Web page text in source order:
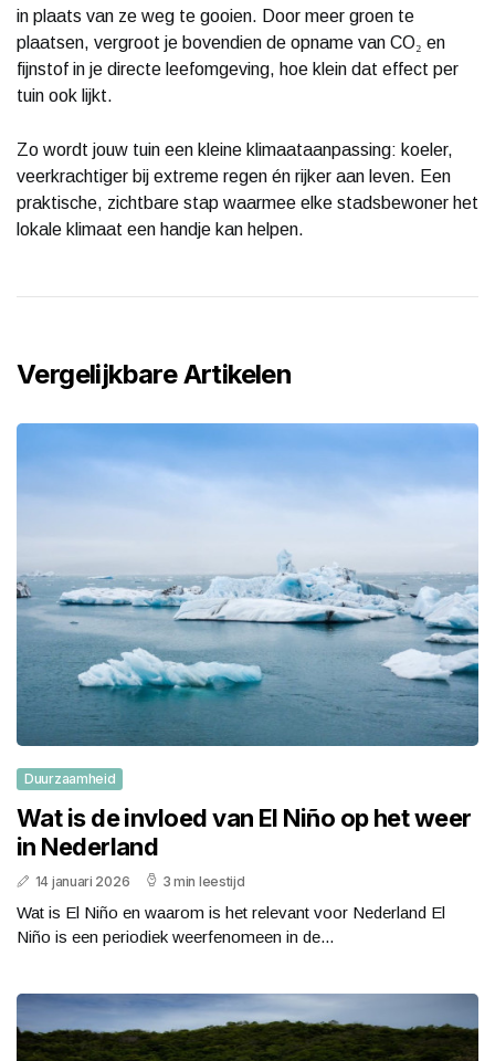
in plaats van ze weg te gooien. Door meer groen te
plaatsen, vergroot je bovendien de opname van CO₂ en
fijnstof in je directe leefomgeving, hoe klein dat effect per
tuin ook lijkt.
Zo wordt jouw tuin een kleine klimaataanpassing: koeler,
veerkrachtiger bij extreme regen én rijker aan leven. Een
praktische, zichtbare stap waarmee elke stadsbewoner het
lokale klimaat een handje kan helpen.
Vergelijkbare Artikelen
Duurzaamheid
Wat is de invloed van El Niño op het weer
in Nederland
14 januari 2026 3 min leestijd
Wat is El Niño en waarom is het relevant voor Nederland El
Niño is een periodiek weerfenomeen in de...